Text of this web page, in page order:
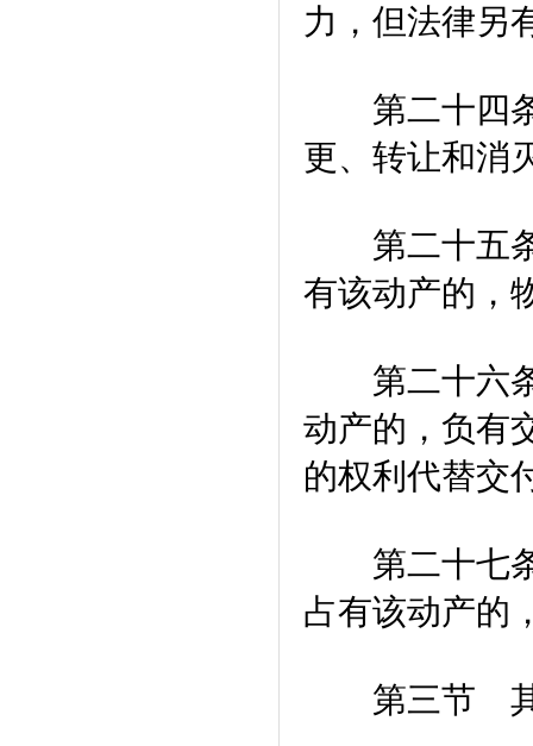
力，但法律另
第二十四条
更、转让和消
第二十五条
有该动产的，
第二十六条
动产的，负有
的权利代替交
第二十七条
占有该动产的
第三节 其